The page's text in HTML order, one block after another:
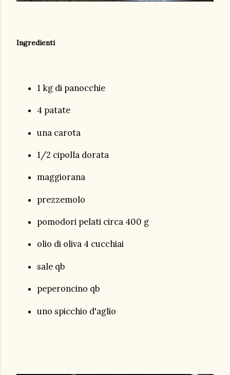
Ingredienti
1 kg di panocchie
4 patate
una carota
1/2 cipolla dorata
maggiorana
prezzemolo
pomodori pelati circa 400 g
olio di oliva 4 cucchiai
sale qb
peperoncino qb
uno spicchio d'aglio